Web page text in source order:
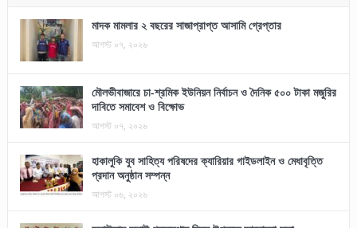
মাদক মামলার ২ বছরের সাজাপ্রাপ্ত আসামি গ্রেপ্তার
আগস্ট ০৭, ২০২৬
মৌলভীবাজারে চা-শ্রমিক ইউনিয়ন নির্বাচন ও দৈনিক ৫০০ টাকা মজুরির
দাবিতে সমাবেশ ও বিক্ষোভ
আগস্ট ০৭, ২০২৬
হাকালুকি যুব সাহিত্য পরিষদের ক্যারিয়ার গাইডলাইন ও মেধাবৃত্তি
প্রদান অনুষ্ঠান সম্পন্ন
আগস্ট ০৬, ২০২৬